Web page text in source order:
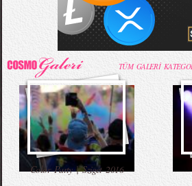
TÜM GALERİ
Color Party | Sziget 2016